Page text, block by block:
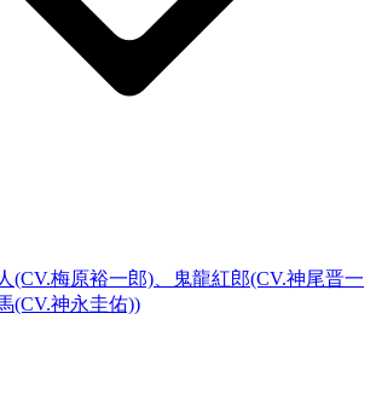
(CV.梅原裕一郎)、鬼龍紅郎(CV.神尾晋一
(CV.神永圭佑))